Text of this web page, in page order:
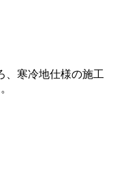
、寒冷地仕様の施工